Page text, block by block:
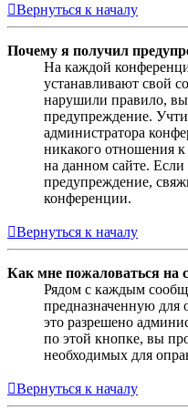
Вернуться к началу
Почему я получил
На каждой
устанавливают свой
нарушили правило,
предупреждение.
администратора
никакого отношения
на данном сайте. Если
предупреждение,
конференции.
Вернуться к началу
Как мне пожаловаться на
Рядом с каждым
предназначенную для
это разрешено
по этой кнопке, вы
необходимых для
Вернуться к началу